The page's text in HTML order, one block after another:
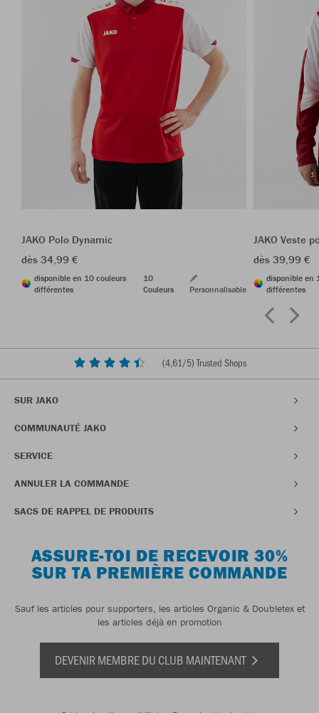
JAKO Polo Dynamic
dès 34,99 €
disponible en 10 couleurs
différentes
10
Couleurs
Personnalisable
JAKO Veste
dès 39,99 €
disponible en
différentes
(4,61/5) Trusted Shops
SUR JAKO
COMMUNAUTÉ JAKO
SERVICE
ANNULER LA COMMANDE
SACS DE RAPPEL DE PRODUITS
ASSURE-TOI DE RECEVOIR 30%
SUR TA PREMIÈRE COMMANDE
Sauf les articles pour supporters, les articles Organic & Doubletex et
les articles déjà en promotion
DEVENIR MEMBRE DU CLUB MAINTENANT